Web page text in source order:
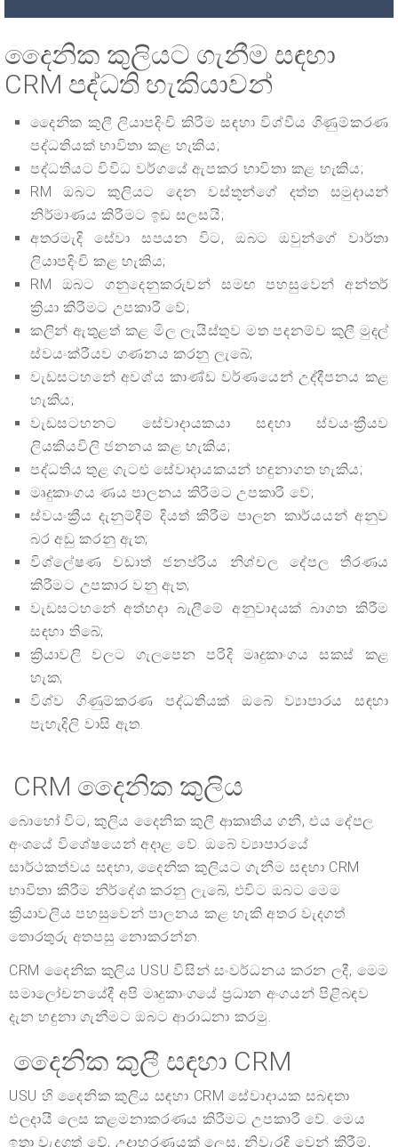
දෛනික කුලියට ගැනීම සඳහා
CRM පද්ධති හැකියාවන්
දෛනික කුලී ලියාපදිංචි කිරීම සඳහා විශ්වීය ගිණුම්කරණ
පද්ධතියක් භාවිතා කළ හැකිය;
පද්ධතියට විවිධ වර්ගයේ ඇපකර භාවිතා කළ හැකිය;
RM ඔබට කුලියට දෙන වස්තූන්ගේ දත්ත සමුදායන්
නිර්මාණය කිරීමට ඉඩ සලසයි;
අතරමැදි සේවා සපයන විට, ඔබට ඔවුන්ගේ වාර්තා
ලියාපදිංචි කළ හැකිය;
RM ඔබට ගනුදෙනුකරුවන් සමඟ පහසුවෙන් අන්තර්
ක්‍රියා කිරීමට උපකාරී වේ;
කලින් ඇතුළත් කළ මිල ලැයිස්තුව මත පදනම්ව කුලී මුදල්
ස්වයංක්රීයව ගණනය කරනු ලැබේ;
වැඩසටහනේ අවශ්ය කාණ්ඩ වර්ණයෙන් උද්දීපනය කළ
හැකිය;
වැඩසටහනට සේවාදායකයා සඳහා ස්වයංක්‍රීයව
ලියකියවිලි ජනනය කළ හැකිය;
පද්ධතිය තුළ ගැටළු සේවාදායකයන් හඳුනාගත හැකිය;
මෘදුකාංගය ණය පාලනය කිරීමට උපකාරී වේ;
ස්වයංක්‍රීය දැනුම්දීම් දියත් කිරීම පාලන කාර්යයන් අනුව
බර අඩු කරනු ඇත;
විශ්ලේෂණ වඩාත් ජනප්රිය නිශ්චල දේපල තීරණය
කිරීමට උපකාර වනු ඇත;
වැඩසටහනේ අත්හදා බැලීමේ අනුවාදයක් බාගත කිරීම
සඳහා තිබේ;
ක්‍රියාවලි වලට ගැලපෙන පරිදි මෘදුකාංගය සකස් කළ
හැක;
විශ්ව ගිණුම්කරණ පද්ධතියක් ඔබේ ව්‍යාපාරය සඳහා
පැහැදිලි වාසි ඇත.
CRM දෛනික කුලිය
බොහෝ විට, කුලිය දෛනික කුලී ආකෘතිය ගනී, එය දේපල
අංශයේ විශේෂයෙන් අදාළ වේ. ඔබේ ව්‍යාපාරයේ
සාර්ථකත්වය සඳහා, දෛනික කුලියට ගැනීම සඳහා CRM
භාවිතා කිරීම නිර්දේශ කරනු ලැබේ, එවිට ඔබට මෙම
ක්‍රියාවලිය පහසුවෙන් පාලනය කළ හැකි අතර වැදගත්
තොරතුරු අතපසු නොකරන්න.
CRM දෛනික කුලිය USU විසින් සංවර්ධනය කරන ලදී, මෙම
සමාලෝචනයේදී අපි මෘදුකාංගයේ ප්‍රධාන අංගයන් පිළිබඳව
දැන හඳුනා ගැනීමට ඔබට ආරාධනා කරමු.
දෛනික කුලී සඳහා CRM
USU හි දෛනික කුලිය සඳහා CRM සේවාදායක සබඳතා
ඵලදායී ලෙස කළමනාකරණය කිරීමට උපකාරී වේ. මෙය
ඉතා වැදගත් වේ, උදාහරණයක් ලෙස, නිවැරදි වෙන් කිරීම්,